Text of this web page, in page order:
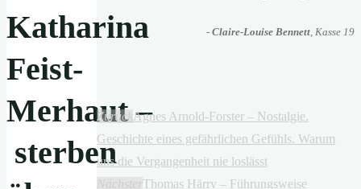
Katharina
Feist-
Merhaut –
sterben
- Claire-Louise Bennett, Kasse 19
Zurück Agnes Arnold-Forster – Nostalgie.
Geschichte eines gefährlichen Gefühls. Warum
uns die Vergangenheit nie loslässt
NächsterThomas Härry – Führungsweise